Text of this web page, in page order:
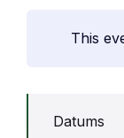
This
Datums